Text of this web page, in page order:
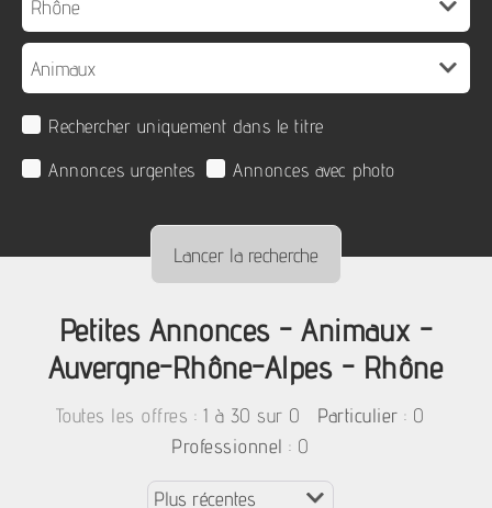
Rechercher uniquement dans le titre
Annonces urgentes
Annonces avec photo
Petites Annonces - Animaux -
Auvergne-Rhône-Alpes - Rhône
Toutes les offres : 1 à 30 sur 0 Particulier : 0
Professionnel : 0